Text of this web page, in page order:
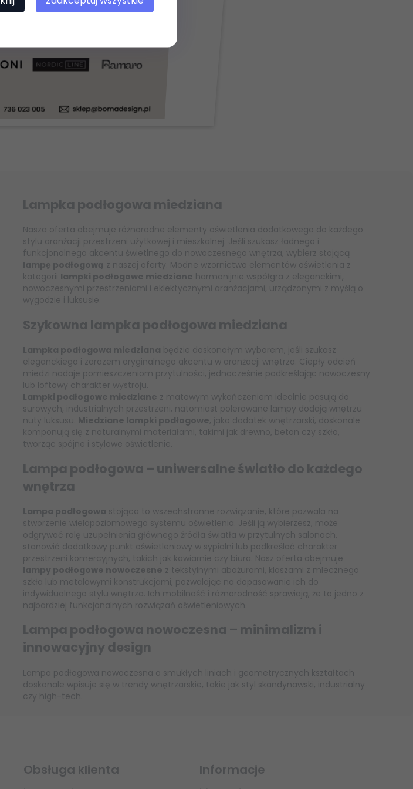
Lampka podłogowa miedziana
Nasza oferta obejmuje różnorodne elementy oświetlenia dodatkowego do każdego
stylu aranżacji przestrzeni użytkowej i mieszkalnej. Jeśli szukasz ładnego i
funkcjonalnego akcentu świetlnego do nowoczesnego wnętrza, wybierz stojącą
lampę podłogową z naszej oferty. Modne wzornictwo elementów oświetlenia z
kategorii lampki podłogowe miedziane harmonijnie współgra z eleganckimi,
nowoczesnymi przestrzeniami i eklektycznymi aranżacjami, urządzonymi z myślą o
wygodzie i luksusie.
Szykowna lampka podłogowa miedziana
Lampka podłogowa miedziana będzie doskonałym wyborem, jeśli szukasz
eleganckiego i zarazem oryginalnego akcentu w aranżacji wnętrza. Ciepły odcień
miedzi nadaje pomieszczeniom przytulności, jednocześnie podkreślając nowoczesny
lub loftowy charakter wystroju.
Lampki podłogowe miedziane z matowym wykończeniem idealnie pasują do
surowych, industrialnych przestrzeni, natomiast polerowane lampy dodają wnętrzu
nuty luksusu. Miedziane lampki podłogowe, jako dodatek wnętrzarski, doskonale
komponują się z naturalnymi materiałami, takimi jak drewno, beton czy szkło,
tworząc spójne i stylowe oświetlenie.
Lampa podłogowa – uniwersalne światło do każdego
wnętrza
Lampa podłogowa stojąca to wszechstronne rozwiązanie, które pozwala na
stworzenie wielopoziomowego systemu oświetlenia. Jeśli ją wybierzesz, może
odgrywać rolę uzupełnienia głównego źródła światła w przytulnych salonach,
stanowić dodatkowy punkt oświetleniowy w sypialni lub podkreślać charakter
przestrzeni komercyjnych, takich jak kawiarnie czy biura. Nasz oferta obejmuje
lampy podłogowe nowoczesne z tekstylnymi abażurami, kloszami z mlecznego
szkła lub metalowymi konstrukcjami, pozwalając na dopasowanie ich do
indywidualnego stylu wnętrza. Ich mobilność i różnorodność sprawiają, że to jedno z
najbardziej funkcjonalnych rozwiązań oświetleniowych.
Lampa podłogowa nowoczesna – minimalizm i
innowacyjny design
Lampa podłogowa nowoczesna o smukłych liniach i geometrycznych kształtach
doskonale wpisuje się w trendy wnętrzarskie, takie jak styl skandynawski, industrialny
czy high-tech.
Obsługa klienta Informacje